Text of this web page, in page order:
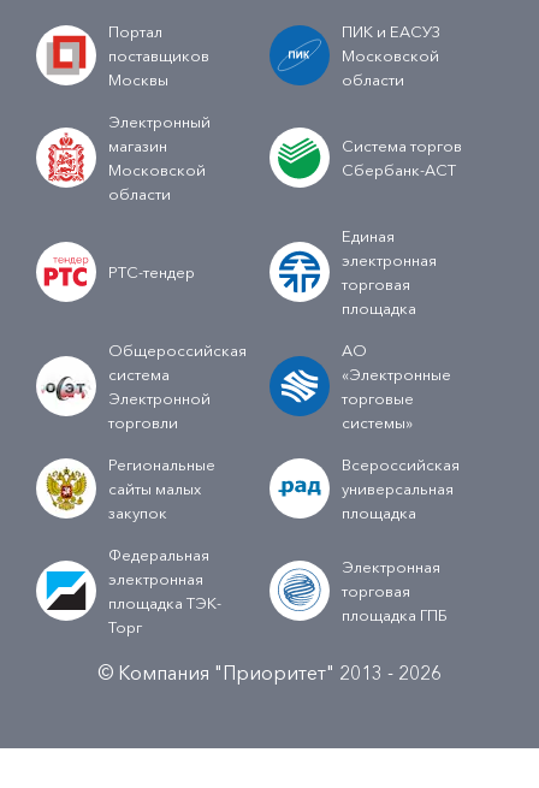
Портал
поставщиков
Москвы
ПИК и ЕАСУЗ
Московской
области
Электронный
магазин
Московской
области
Система торгов
Сбербанк-АСТ
РТС-тендер
Единая
электронная
торговая
площадка
Общероссийская
система
Электронной
торговли
АО
«Электронные
торговые
системы»
Региональные
сайты малых
закупок
Всероссийская
универсальная
площадка
Федеральная
электронная
площадка ТЭК-
Торг
Электронная
торговая
площадка ГПБ
© Компания "Приоритет" 2013 - 2026